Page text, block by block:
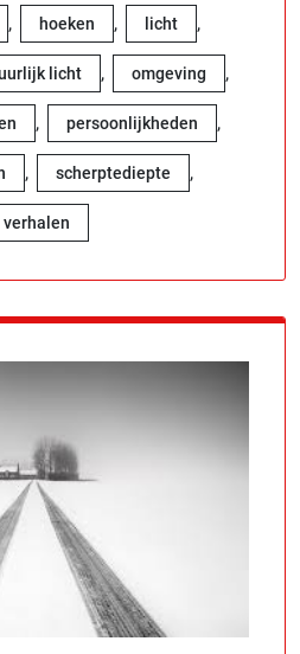
, hoeken , licht ,
licht , omgeving ,
, persoonlijkheden ,
, scherptediepte ,
verhalen